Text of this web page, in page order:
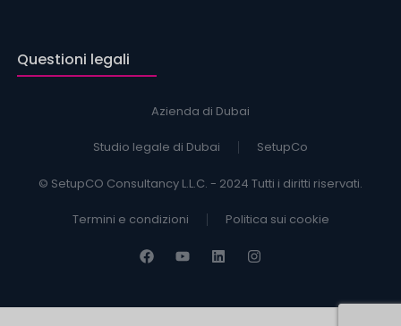
Questioni legali
Azienda di Dubai
Studio legale di Dubai SetupCo
© SetupCO Consultancy L.L.C. - 2024 Tutti i diritti riservati.
Termini e condizioni Politica sui cookie